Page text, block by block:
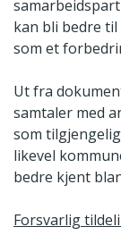
kan bli bedre
som et
Ut fra
samtaler med
som
likevel
bedre kjent
Forsvarlig